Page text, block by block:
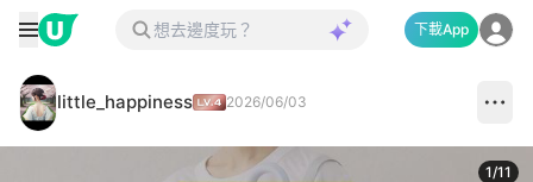
下載App
little_happiness 2026/06/03
1/11